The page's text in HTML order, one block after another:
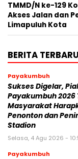
TMMD/N ke-129
Akses Jalan dan
Limapuluh Kota
BERITA TERBARU
Payakumbuh
Sukses Digelar,
Payakumbuh 2026
Masyarakat
Penonton dan
Stadion
Selasa, 4 Agu 2026 -
Payakumbuh